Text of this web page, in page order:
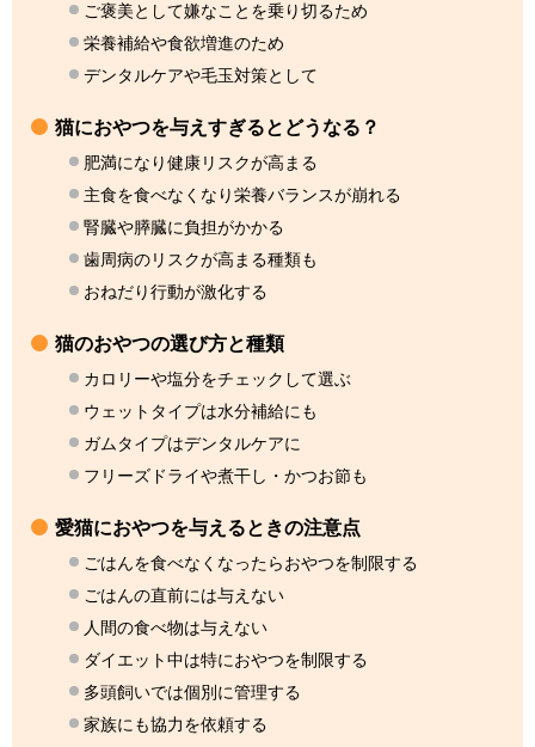
ご褒美として嫌なことを乗り切るため
栄養補給や食欲増進のため
デンタルケアや毛玉対策として
猫におやつを与えすぎるとどうなる？
肥満になり健康リスクが高まる
主食を食べなくなり栄養バランスが崩れる
腎臓や膵臓に負担がかかる
歯周病のリスクが高まる種類も
おねだり行動が激化する
猫のおやつの選び方と種類
カロリーや塩分をチェックして選ぶ
ウェットタイプは水分補給にも
ガムタイプはデンタルケアに
フリーズドライや煮干し・かつお節も
愛猫におやつを与えるときの注意点
ごはんを食べなくなったらおやつを制限する
ごはんの直前には与えない
人間の食べ物は与えない
ダイエット中は特におやつを制限する
多頭飼いでは個別に管理する
家族にも協力を依頼する